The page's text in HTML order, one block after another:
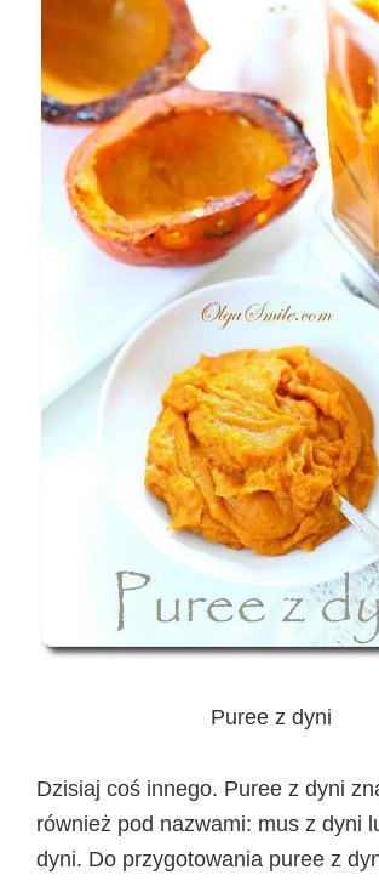
Puree z dyni
Dzisiaj coś innego. Puree z dyni
również pod nazwami: mus z dyni
dyni. Do przygotowania puree z